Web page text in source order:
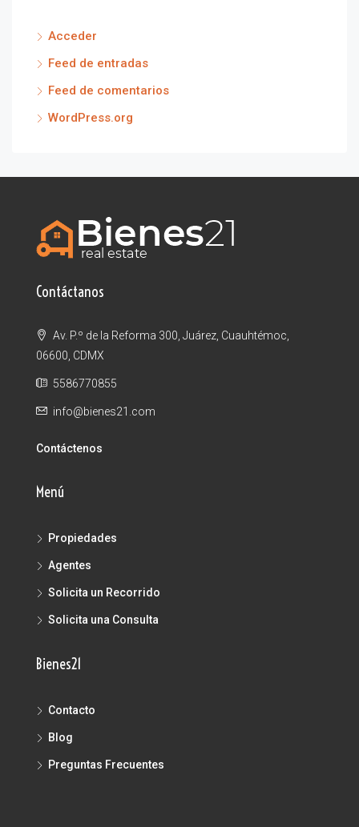
Acceder
Feed de entradas
Feed de comentarios
WordPress.org
Contáctanos
Av. P.º de la Reforma 300, Juárez, Cuauhtémoc,
06600, CDMX
5586770855
info@bienes21.com
Contáctenos
Menú
Propiedades
Agentes
Solicita un Recorrido
Solicita una Consulta
Bienes21
Contacto
Blog
Preguntas Frecuentes